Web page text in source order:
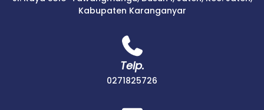
Kabupaten Karanganyar
Telp.
0271825726